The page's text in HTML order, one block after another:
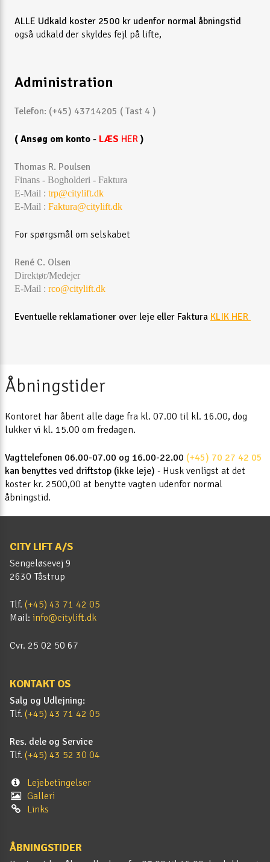
ALLE Udkald koster 2500 kr udenfor normal åbningstid
også udkald der skyldes fejl på lifte,
Administration
Telefon: (+45) 43714205 ( Tast 4 )
( Ansøg om konto - LÆS HER )
Thomas R. Poulsen
Finans - Bogholderi - Faktura
E-Mail : trp@citylift.dk
E-Mail : Faktura@citylift.dk
For spørgsmål om selskabet
René C. Olsen
Direktør/Medejer
E-Mail : rco@citylift.dk
Eventuelle reklamationer over leje eller Faktura KLIK HER
Åbningstider
Kontoret har åbent alle dage fra kl. 07.00 til kl. 16.00, dog
lukker vi kl. 15.00 om fredagen.
Vagttelefonen 06.00-07.00 og 16.00-22.00 (+45) 70 27 42 05
kan benyttes ved driftstop (ikke leje) - Husk venligst at det
koster kr. 2500,00 at benytte vagten udenfor normal
åbningstid.
CITY LIFT A/S
Sengeløsevej 9
2630 Tåstrup
Tlf. (+45) 43 71 42 05
Mail: info@citylift.dk
Cvr. 25 02 50 67
KONTAKT OS
Salg og Udlejning:
Tlf. (+45) 43 71 42 05
Res. dele og Service
Tlf. (+45) 43 52 30 04
Lejebetingelser
Galleri
Links
ÅBNINGSTIDER